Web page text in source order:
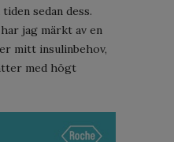
sedan dess.
jag märkt av en
mitt insulinbehov,
med högt